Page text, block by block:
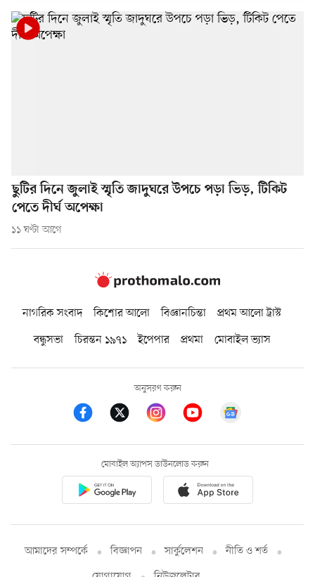
ছুটির দিনে জুলাই স্মৃতি জাদুঘরে উপচে পড়া ভিড়, টিকিট
পেতে দীর্ঘ অপেক্ষা
১১ ঘণ্টা আগে
নাগরিক সংবাদ কিশোর আলো বিজ্ঞানচিন্তা
প্রথম আলো ট্রাস্ট
বন্ধুসভা
চিরন্তন ১৯৭১ ইপেপার প্রথমা মোবাইল ভ্যাস
অনুসরণ করুন
মোবাইল অ্যাপস ডাউনলোড করুন
আমাদের সম্পর্কে বিজ্ঞাপন সার্কুলেশন
নীতি ও শর্ত